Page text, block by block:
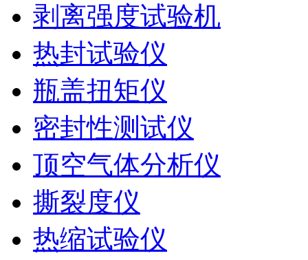
剥离强度试验机
热封试验仪
瓶盖扭矩仪
密封性测试仪
顶空气体分析仪
撕裂度仪
热缩试验仪